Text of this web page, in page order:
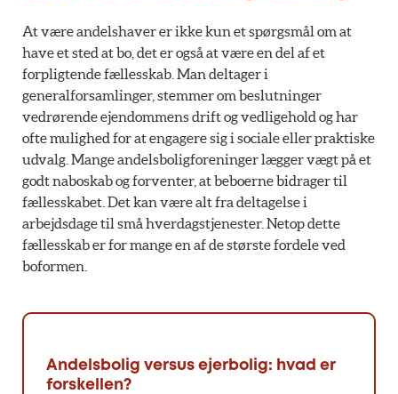
At være andelshaver er ikke kun et spørgsmål om at
have et sted at bo, det er også at være en del af et
forpligtende fællesskab. Man deltager i
generalforsamlinger, stemmer om beslutninger
vedrørende ejendommens drift og vedligehold og har
ofte mulighed for at engagere sig i sociale eller praktiske
udvalg. Mange andelsboligforeninger lægger vægt på et
godt naboskab og forventer, at beboerne bidrager til
fællesskabet. Det kan være alt fra deltagelse i
arbejdsdage til små hverdagstjenester. Netop dette
fællesskab er for mange en af de største fordele ved
boformen.
Andelsbolig versus ejerbolig: hvad er
forskellen?